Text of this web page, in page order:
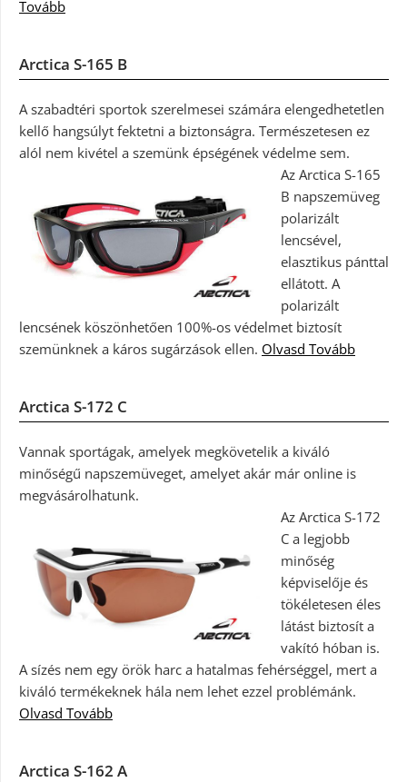
Tovább
Arctica S-165 B
A szabadtéri sportok szerelmesei számára elengedhetetlen
kellő hangsúlyt fektetni a biztonságra. Természetesen ez
alól nem kivétel a szemünk épségének védelme sem.
Az Arctica S-165
B napszemüveg
polarizált
lencsével,
elasztikus pánttal
ellátott. A
polarizált
lencsének köszönhetően 100%-os védelmet biztosít
szemünknek a káros sugárzások ellen. Olvasd Tovább
Arctica S-172 C
Vannak sportágak, amelyek megkövetelik a kiváló
minőségű napszemüveget, amelyet akár már online is
megvásárolhatunk.
Az Arctica S-172
C a legjobb
minőség
képviselője és
tökéletesen éles
látást biztosít a
vakító hóban is.
A sízés nem egy örök harc a hatalmas fehérséggel, mert a
kiváló termékeknek hála nem lehet ezzel problémánk.
Olvasd Tovább
Arctica S-162 A